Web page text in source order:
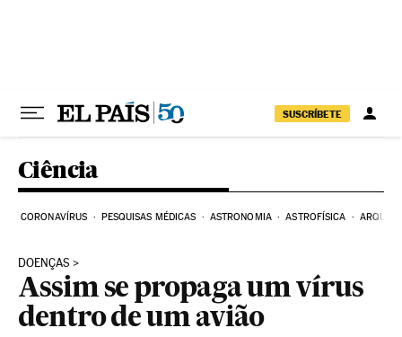
SUSCRÍBETE
Ciência
CORONAVÍRUS PESQUISAS MÉDICAS ASTRONOMIA ASTROFÍSICA
DOENÇAS
Assim se propaga um vírus
dentro de um avião